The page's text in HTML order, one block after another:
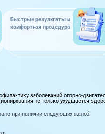
Быстрые результаты и
комфортная процедура
заболеваний опорно-
не только ухудшается
при наличии следующих жалоб: